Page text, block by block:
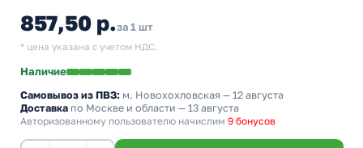
857,50 р.за 1 шт
* цена указана с учетом НДС.
Наличие
Самовывоз из ПВЗ: м. Новохохловская — 12 августа
Доставка по Москве и области — 13 августа
Авторизованному пользователю начислим 9 бонусов